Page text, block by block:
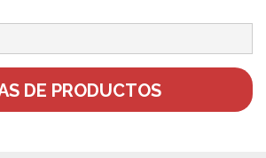
DE PRODUCTOS